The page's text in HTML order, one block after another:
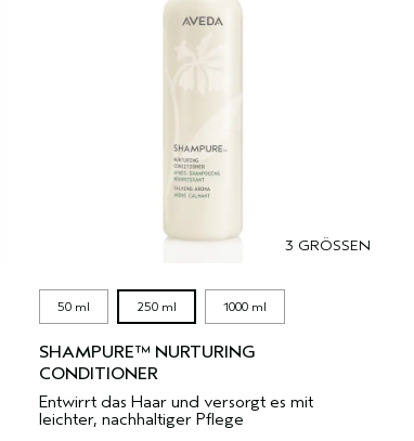
3 GRÖSSEN
50 ml 250 ml 1000 ml
SHAMPURE™ NURTURING
CONDITIONER
Entwirrt das Haar und versorgt es mit
leichter, nachhaltiger Pflege